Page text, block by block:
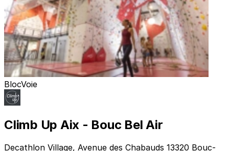
BlocVoie
Climb Up Aix - Bouc Bel Air
Decathlon Village, Avenue des Chabauds 13320 Bouc-